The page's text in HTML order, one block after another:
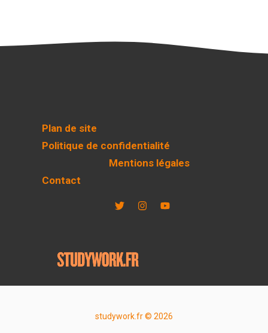
Plan de site
Politique de confidentialité
Mentions légales
Contact
studywork.fr © 2026